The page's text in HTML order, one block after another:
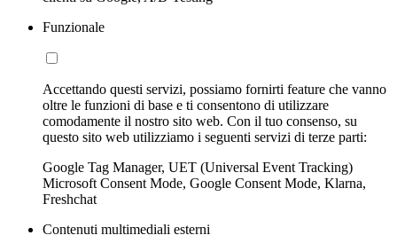
Funzionale
Accettando questi servizi, possiamo fornirti feature che vanno
oltre le funzioni di base e ti consentono di utilizzare
comodamente il nostro sito web. Con il tuo consenso, su
questo sito web utilizziamo i seguenti servizi di terze parti:
Google Tag Manager, UET (Universal Event Tracking)
Microsoft Consent Mode, Google Consent Mode, Klarna,
Freshchat
Contenuti multimediali esterni